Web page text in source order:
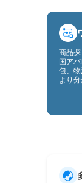
商品
国ア
包、
より